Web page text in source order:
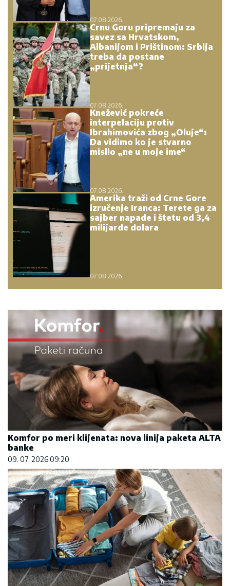
07.08.2026.
Crnu Goru pripremaju za
savez sa Hrvatskom,
Albanijom i Prištinom: Srbija
treba da postane
„prijetnja“?
07.08.2026.
Knežević pokreće
interpelaciju protiv
Ibrahimovića zbog „Oluje“:
Da vidimo ko je stvarno
mislio „ne u moje ime“
07.08.2026.
Amerika traži od Crne Gore
izručenje Iranca: Terete ga za
sajber napade i štetu od 3,4
milijarde dolara
07.08.2026.
Komfor po meri klijenata: nova linija paketa ALTA
banke
09. 07. 2026 09:20